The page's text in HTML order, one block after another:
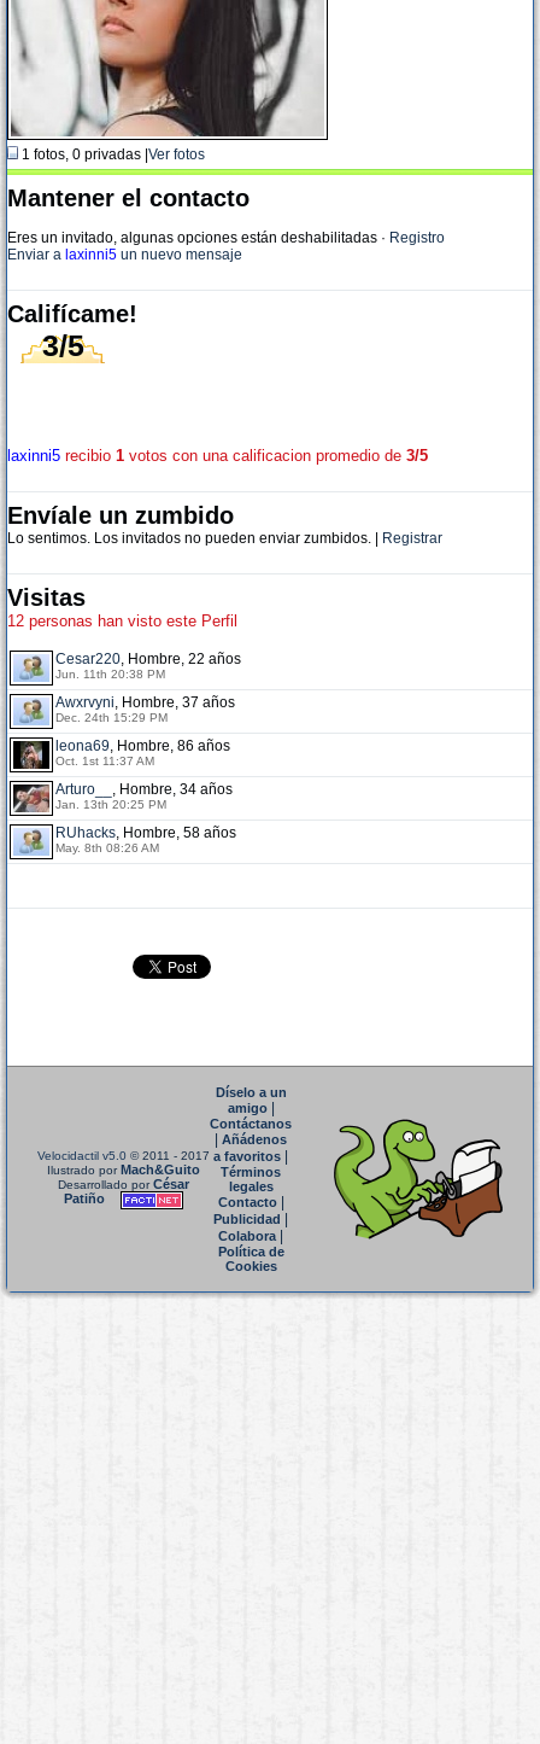
1 fotos, 0 privadas | Ver fotos
Mantener el contacto
Eres un invitado, algunas opciones están deshabilitadas · Registro
Enviar a laxinni5 un nuevo mensaje
Califícame!
3/5
laxinni5 recibio 1 votos con una calificacion promedio de 3/5
Envíale un zumbido
Lo sentimos. Los invitados no pueden enviar zumbidos. | Registrar
Visitas
12 personas han visto este Perfil
Cesar220, Hombre, 22 años
Jun. 11th 20:38 PM
Awxrvyni, Hombre, 37 años
Dec. 24th 15:29 PM
leona69, Hombre, 86 años
Oct. 1st 11:37 AM
Arturo__ , Hombre, 34 años
Jan. 13th 20:25 PM
RUhacks, Hombre, 58 años
May. 8th 08:26 AM
Velocidactil v5.0 © 2011 - 2017
Ilustrado porMach&Guito
Desarrollado porCésar
Patiño
Díselo a un
amigo|
Contáctanos
Añádenos
a favoritos
Términos
legales
Contacto|
Publicidad
Colabora|
Política de
Cookies